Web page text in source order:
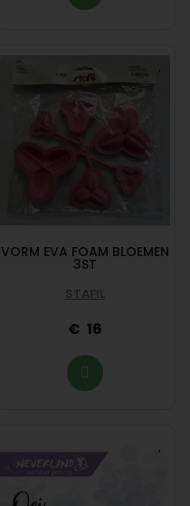
VORM EVA FOAM BLOEMEN
3ST
STAFIL
16